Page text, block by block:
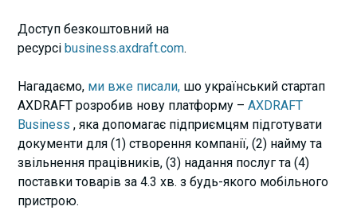
Доступ безкоштовний на
ресурсіbusiness.axdraft.com.
Нагадаємо, ми вже писали, шо український стартап
AXDRAFT розробив нову платформу –AXDRAFT
Business , яка допомагає підприємцям підготувати
документи для (1) створення компанії, (2) найму та
звільнення працівників, (3) надання послуг та (4)
поставки товарів за 4.3 хв. з будь-якого мобільного
пристрою.